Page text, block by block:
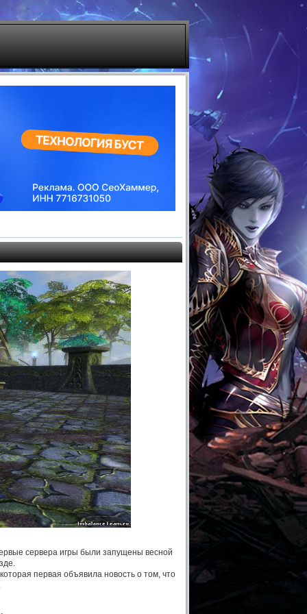
сервера игры были запущены весной
первая объявила новость о том, что